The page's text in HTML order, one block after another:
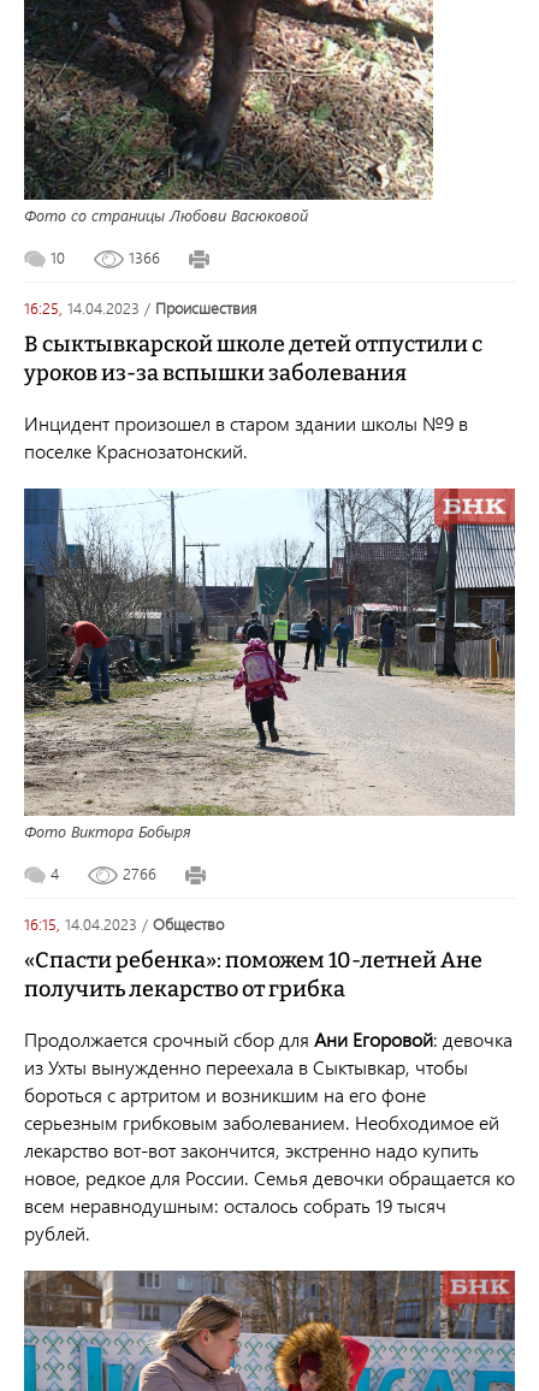
Фото со страницы Любови Васюковой
10 1366
16:25, 14.04.2023 / происшествия
В сыктывкарской школе детей отпустили с
уроков из-за вспышки заболевания
Инцидент произошел в старом здании школы №9 в
поселке Краснозатонский.
Фото Виктора Бобыря
4 2766
16:15, 14.04.2023 / общество
«Спасти ребенка»: поможем 10-летней Ане
получить лекарство от грибка
Продолжается срочный сбор для Ани Егоровой: девочка
из Ухты вынужденно переехала в Сыктывкар, чтобы
бороться с артритом и возникшим на его фоне
серьезным грибковым заболеванием. Необходимое ей
лекарство вот-вот закончится, экстренно надо купить
новое, редкое для России. Семья девочки обращается ко
всем неравнодушным: осталось собрать 19 тысяч
рублей.